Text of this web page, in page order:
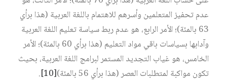
عدم تحفيز المتعلمين وأسرهم للاهتمام باللغة العربية (هذا برأي
63 بالمئة)؛ الأمر الرابع، هو عدم ربط سياسة تعليم اللغة العربية
وآدابها بسياسات باقي مواد التعليم (هذا برأي 60 بالمئة)؛ الأمر
الخامس، هو غياب التجديد المستمر لبرامج اللغة العربية، بحيث
تكون مواكبة لمتطلبات العصر (هذا برأي 56 بالمئة)
[10]
.